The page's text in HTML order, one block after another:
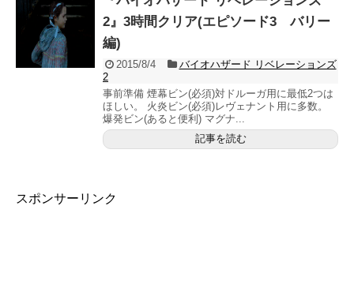
2』3時間クリア(エピソード3 バリー
編)
2015/8/4
バイオハザード リベレーションズ
2
事前準備 煙幕ビン(必須)対ドルーガ用に最低2つは
ほしい。 火炎ビン(必須)レヴェナント用に多数。
爆発ビン(あると便利) マグナ...
記事を読む
スポンサーリンク